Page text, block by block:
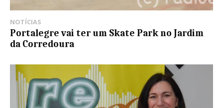
NOTÍCIAS
Portalegre vai ter um Skate Park no Jardim
da Corredoura